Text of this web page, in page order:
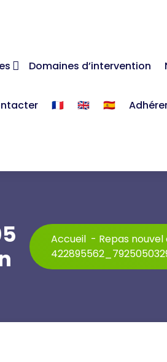
Domaines d’intervention
🇫🇷 🇬🇧 🇪🇸
Accueil - Repas nouvel